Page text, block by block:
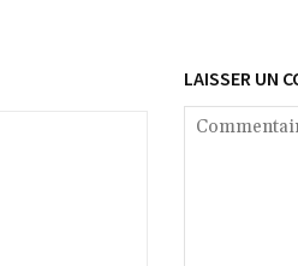
LAISSER UN